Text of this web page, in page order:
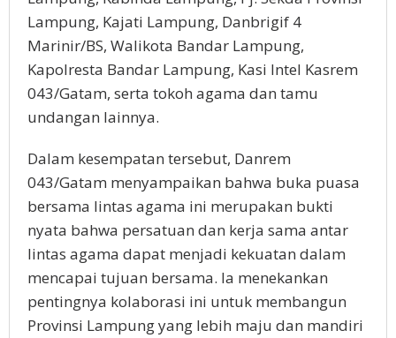
Lampung, Kajati Lampung, Danbrigif 4
Marinir/BS, Walikota Bandar Lampung,
Kapolresta Bandar Lampung, Kasi Intel Kasrem
043/Gatam, serta tokoh agama dan tamu
undangan lainnya.
Dalam kesempatan tersebut, Danrem
043/Gatam menyampaikan bahwa buka puasa
bersama lintas agama ini merupakan bukti
nyata bahwa persatuan dan kerja sama antar
lintas agama dapat menjadi kekuatan dalam
mencapai tujuan bersama. Ia menekankan
pentingnya kolaborasi ini untuk membangun
Provinsi Lampung yang lebih maju dan mandiri